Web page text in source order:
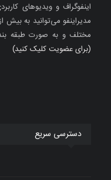
اینفوگراف و ویدیوهای
مختلف و به صورت طبقه
(برای عضویت کلیک کنید)
دسترسی سریع